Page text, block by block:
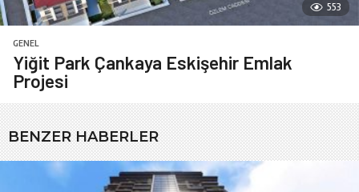
553
GENEL
Yiğit Park Çankaya Eskişehir Emlak
Projesi
BENZER HABERLER